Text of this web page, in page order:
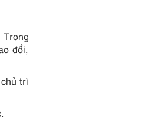
đổi,
trì